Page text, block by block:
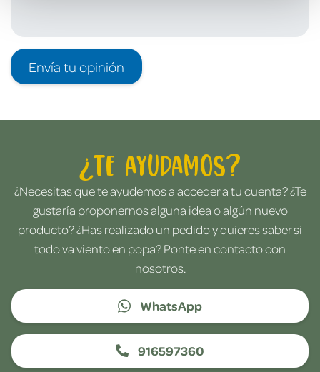
Envía tu opinión
¿Te ayudamos?
¿Necesitas que te ayudemos a acceder a tu cuenta? ¿Te
gustaría proponernos alguna idea o algún nuevo
producto? ¿Has realizado un pedido y quieres saber si
todo va viento en popa? Ponte en contacto con
nosotros.
WhatsApp
916597360